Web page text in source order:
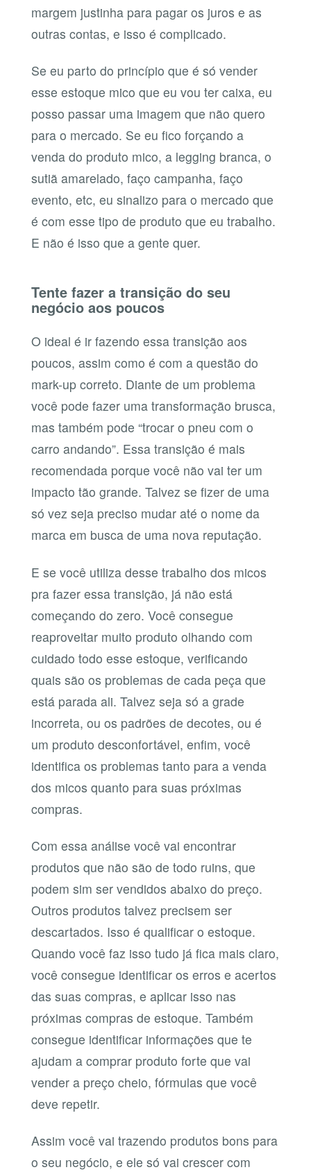
margem justinha para pagar os juros e as
outras contas, e isso é complicado.
Se eu parto do princípio que é só vender
esse estoque mico que eu vou ter caixa, eu
posso passar uma imagem que não quero
para o mercado. Se eu fico forçando a
venda do produto mico, a legging branca, o
sutiã amarelado, faço campanha, faço
evento, etc, eu sinalizo para o mercado que
é com esse tipo de produto que eu trabalho.
E não é isso que a gente quer.
Tente fazer a transição do seu
negócio aos poucos
O ideal é ir fazendo essa transição aos
poucos, assim como é com a questão do
mark-up correto. Diante de um problema
você pode fazer uma transformação brusca,
mas também pode “trocar o pneu com o
carro andando”. Essa transição é mais
recomendada porque você não vai ter um
impacto tão grande. Talvez se fizer de uma
só vez seja preciso mudar até o nome da
marca em busca de uma nova reputação.
E se você utiliza desse trabalho dos micos
pra fazer essa transição, já não está
começando do zero. Você consegue
reaproveitar muito produto olhando com
cuidado todo esse estoque, verificando
quais são os problemas de cada peça que
está parada ali. Talvez seja só a grade
incorreta, ou os padrões de decotes, ou é
um produto desconfortável, enfim, você
identifica os problemas tanto para a venda
dos micos quanto para suas próximas
compras.
Com essa análise você vai encontrar
produtos que não são de todo ruins, que
podem sim ser vendidos abaixo do preço.
Outros produtos talvez precisem ser
descartados. Isso é qualificar o estoque.
Quando você faz isso tudo já fica mais claro,
você consegue identificar os erros e acertos
das suas compras, e aplicar isso nas
próximas compras de estoque. Também
consegue identificar informações que te
ajudam a comprar produto forte que vai
vender a preço cheio, fórmulas que você
deve repetir.
Assim você vai trazendo produtos bons para
o seu negócio, e ele só vai crescer com